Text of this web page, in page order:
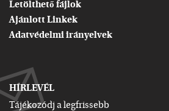
Letölthető fájlok
Ajánlott Linkek
Adatvédelmi irányelvek
HÍRLEVÉL
Tájékozódj a legfrissebb